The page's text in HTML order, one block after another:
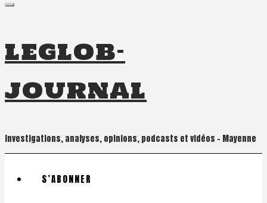
leglob-
journal
Investigations, analyses, opinions, podcasts et vidéos – Mayenne
S’ABONNER